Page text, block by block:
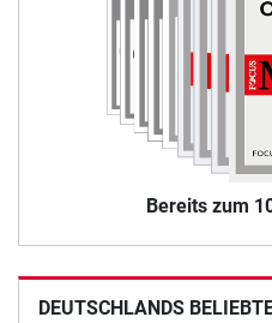
Bereits zum
DEUTSCHLANDS